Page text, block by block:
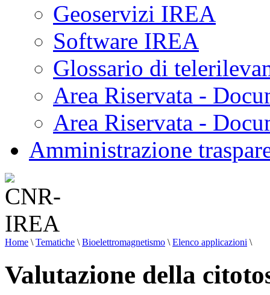
Geoservizi IREA
Software IREA
Glossario di
Area Riservata -
Area Riservata -
Amministrazione
Home \ Tematiche \ Bioelettromagnetismo \ Elenco applicazioni \
Valutazione della